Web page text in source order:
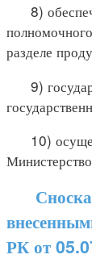
8)
разделе
9)
10)
Сноска.
РК от